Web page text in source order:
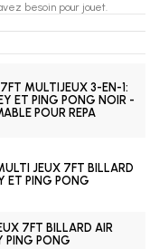
besoin pour jouet.
MULTIJEUX 3-EN-1:
ET PING PONG NOIR -
POUR REPA
JEUX 7FT BILLARD
ET PING PONG
7FT BILLARD AIR
PING PONG